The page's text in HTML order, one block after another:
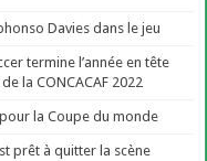
Davies dans le jeu
termine l’année en tête
la CONCACAF 2022
la Coupe du monde
prêt à quitter la scène